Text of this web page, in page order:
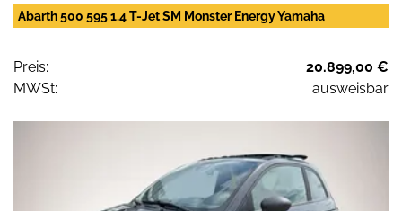
Abarth 500 595 1.4 T-Jet SM Monster Energy Yamaha
Preis:
20.899,00 €
MWSt:
ausweisbar